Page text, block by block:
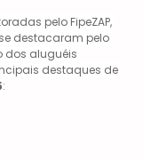
pelo FipeZAP,
destacaram pelo
dos aluguéis
destaques de
: